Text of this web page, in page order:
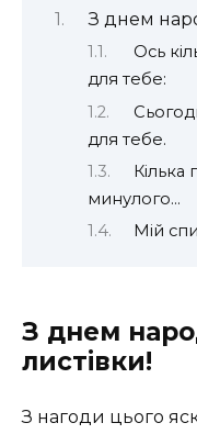
З днем
Ось
для тебе:
для тебе.
Кілька
минулого…
Мій
З днем
листівки!
З нагоди цього